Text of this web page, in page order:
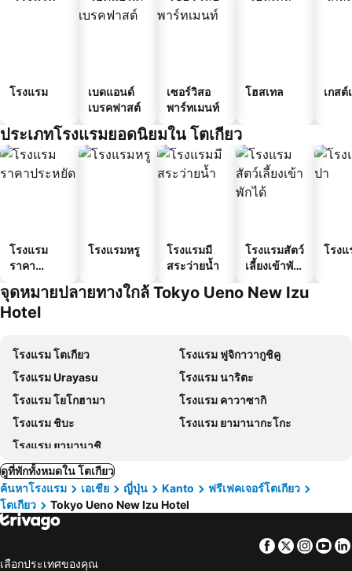
โรงแรม
เบดแอนด์
เบรคฟาสต์
เซอร์วิสอ
พาร์ทเมนท์
โฮสเทล เกสต์
ประเภทโรงแรมยอดนิยมใน โตเกียว
โรงแรม
ราคา
โรงแรมหรู
โรงแรมมี
สระว่ายน้ำ
โรงแรมสัตว์
เลี้ยงเข้าพัก
โรง
จุดหมายปลายทางใกล้ Tokyo Ueno New Izu
Hotel
โรงแรม โตเกียว
โรงแรม ฟูจิกาวากูชิคู
โรงแรม Urayasu
โรงแรม นาริตะ
โรงแรม โยโกฮามา
โรงแรม คาวาซากิ
โรงแรม ชิบะ
โรงแรม ยามานากะโกะ
โรงแรม ยามานาชิ
ดูที่พักทั้งหมดใน โตเกียว
ค้นหาโรงแรม
เอเชีย ญี่ปุ่น Kanto
ฟรีเฟคเจอร์โตเกียว
โตเกียว
Tokyo Ueno New Izu Hotel
Facebook
Twitter
เลือกประเทศของคุณ